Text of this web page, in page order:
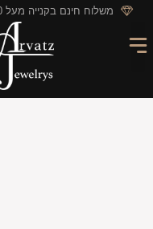
לתוכן משלוח חינם בקנייה מעל 350 ₪